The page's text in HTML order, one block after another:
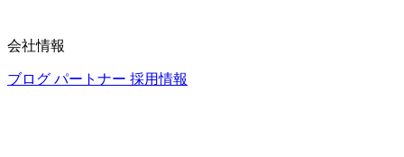
会社情報
ブログ パートナー 採用情報